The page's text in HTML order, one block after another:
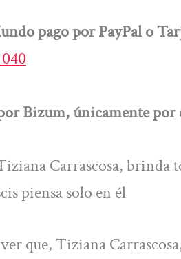
pago por PayPal o
Bizum, únicamente por
Carrascosa, brinda
piensa solo en él
que, Tiziana